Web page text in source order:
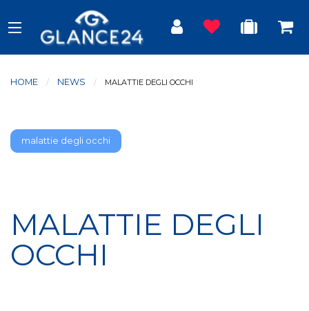
HOME NEWS CURRENT:
MALATTIE DEGLI OCCHI
malattie degli occhi
MALATTIE DEGLI
OCCHI